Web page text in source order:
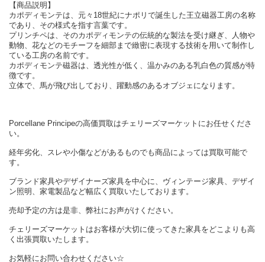
【商品説明】
カポディモンテは、元々18世紀にナポリで誕生した王立磁器工房の名称
であり、その様式を指す言葉です。
プリンチペは、そのカポディモンテの伝統的な製法を受け継ぎ、人物や
動物、花などのモチーフを細部まで緻密に表現する技術を用いて制作し
ている工房の名前です。
カポディモンテ磁器は、透光性が低く、温かみのある乳白色の質感が特
徴です。
立体で、馬が飛び出しており、躍動感のあるオブジェになります。
Porcellane Principeの高価買取はチェリーズマーケットにお任せくださ
い。
経年劣化、スレや小傷などがあるものでも商品によっては買取可能で
す。
ブランド家具やデザイナーズ家具を中心に、ヴィンテージ家具、デザイ
ン照明、家電製品など幅広く買取いたしております。
売却予定の方は是非、弊社にお声がけください。
チェリーズマーケットはお客様が大切に使ってきた家具をどこよりも高
く出張買取いたします。
お気軽にお問い合わせください☆